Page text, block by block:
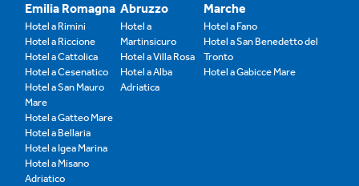
Emilia Romagna
Hotel a Rimini
Hotel a Riccione
Hotel a Cattolica
Hotel a Cesenatico
Hotel a San Mauro
Mare
Hotel a Gatteo Mare
Hotel a Bellaria
Hotel a Igea Marina
Hotel a Misano
Adriatico
Abruzzo
Hotel a
Martinsicuro
Hotel a Villa Rosa
Hotel a Alba
Adriatica
Marche
Hotel a Fano
Hotel a San Benedetto del
Tronto
Hotel a Gabicce Mare